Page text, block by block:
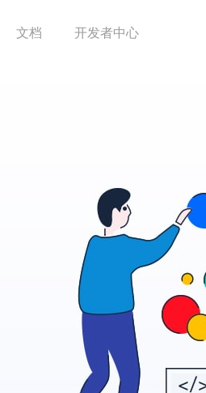
文档 开发者中心